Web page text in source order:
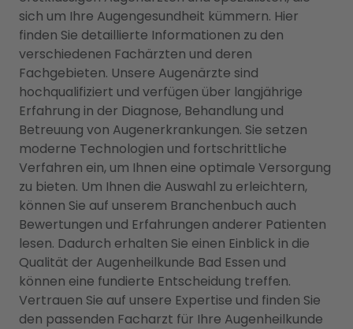
sich um Ihre Augengesundheit kümmern. Hier
finden Sie detaillierte Informationen zu den
verschiedenen Fachärzten und deren
Fachgebieten. Unsere Augenärzte sind
hochqualifiziert und verfügen über langjährige
Erfahrung in der Diagnose, Behandlung und
Betreuung von Augenerkrankungen. Sie setzen
moderne Technologien und fortschrittliche
Verfahren ein, um Ihnen eine optimale Versorgung
zu bieten. Um Ihnen die Auswahl zu erleichtern,
können Sie auf unserem Branchenbuch auch
Bewertungen und Erfahrungen anderer Patienten
lesen. Dadurch erhalten Sie einen Einblick in die
Qualität der Augenheilkunde Bad Essen und
können eine fundierte Entscheidung treffen.
Vertrauen Sie auf unsere Expertise und finden Sie
den passenden Facharzt für Ihre Augenheilkunde